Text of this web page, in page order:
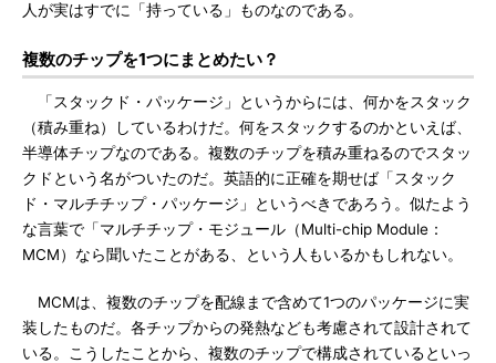
人が実はすでに「持っている」ものなのである。
複数のチップを1つにまとめたい？
「スタックド・パッケージ」というからには、何かをスタック
（積み重ね）しているわけだ。何をスタックするのかといえば、
半導体チップなのである。複数のチップを積み重ねるのでスタッ
クドという名がついたのだ。英語的に正確を期せば「スタック
ド・マルチチップ・パッケージ」というべきであろう。似たよう
な言葉で「マルチチップ・モジュール（Multi-chip Module：
MCM）なら聞いたことがある、という人もいるかもしれない。
MCMは、複数のチップを配線まで含めて1つのパッケージに実
装したものだ。各チップからの発熱なども考慮されて設計されて
いる。こうしたことから、複数のチップで構成されているといっ